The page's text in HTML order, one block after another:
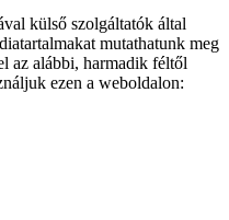
külső szolgáltatók által
mutathatunk meg
az alábbi, harmadik féltől
ezen a weboldalon: